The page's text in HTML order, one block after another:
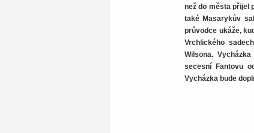
než do města přijel
také Masarykův
průvodce ukáže,
Vrchlického
Wilsona.
secesní Fantovu
Vycházka bude